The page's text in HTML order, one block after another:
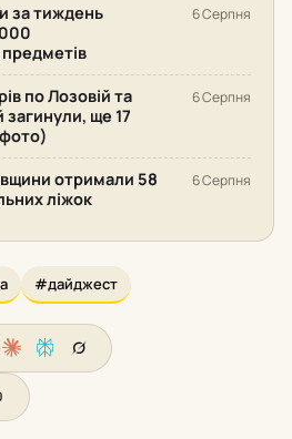
за тиждень
6 Серпня
по Лозовій та
загинули, ще 17
6 Серпня
отримали 58
ліжок
6 Серпня
#дайджест